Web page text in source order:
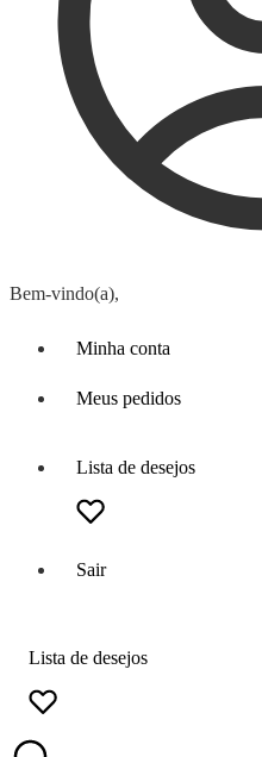
Bem-vindo(a),
Minha conta
Meus pedidos
Lista de desejos
Sair
Lista de desejos